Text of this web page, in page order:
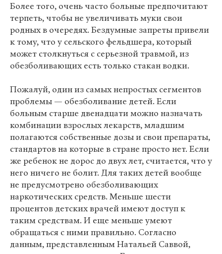
Более того, очень часто больные предпочитают
терпеть, чтобы не увеличивать муки свои
родных в очередях. Бездумные запреты привели
к тому, что у сельского фельдшера, который
может столкнуться с серьезной травмой, из
обезболивающих есть только стакан водки.
Пожалуй, один из самых непростых сегментов
проблемы — обезболивание детей. Если
больным старше двенадцати можно назначать
комбинации взрослых лекарств, младшим
полагаются собственные дозы и свои препараты,
стандартов на которые в стране просто нет. Если
же ребенок не дорос до двух лет, считается, что у
него ничего не болит. Для таких детей вообще
не предусмотрено обезболивающих
наркотических средств. Меньше шести
процентов детских врачей имеют доступ к
таким средствам. И еще меньше умеют
обращаться с ними правильно. Согласно
данным, представленным Натальей Саввой,